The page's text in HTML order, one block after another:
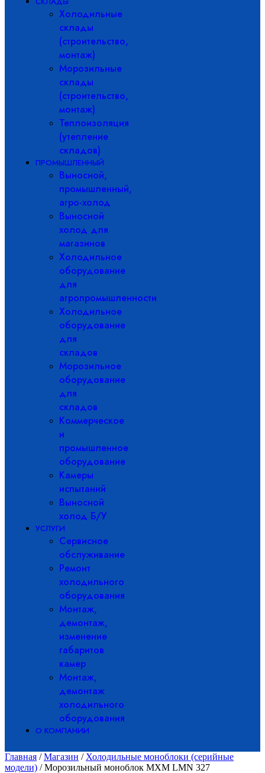
Холодильные
склады
(строительство,
монтаж)
Морозильные
склады
(строительство,
монтаж)
Теплоизоляция
(утепление
складов)
ПРОМЫШЛЕННЫЙ
Выносной,
промышленный,
агро-холод
Выносной
холод для
магазинов
Холодильное
оборудование
для
агропромышленности
Холодильное
оборудование
для
складов
Морозильное
оборудование
для
складов
Коммерческое
и
промышленное
оборудование
Камеры
испытаний
Выносной
холод Б/У
УСЛУГИ
Сервисное
обслуживание
Ремонт
холодильного
оборудования
Монтаж,
демонтаж,
изменение
габаритов
камер
Монтаж,
демонтаж
холодильного
оборудования
О КОМПАНИИ
Главная /Магазин / Холодильные моноблоки (серийные
модели) / Морозильный моноблок МХМ LMN 327